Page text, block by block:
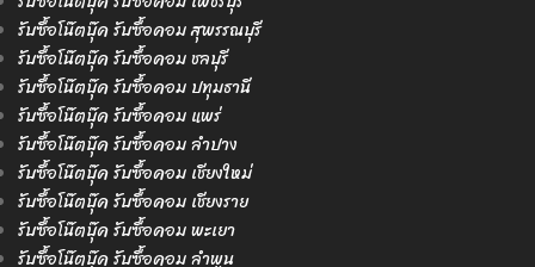
รับซื้อโน๊ตบุ๊ค รับซื้อคอม สุพรรณบุรี
รับซื้อโน๊ตบุ๊ค รับซื้อคอม ชลบุรี
รับซื้อโน๊ตบุ๊ค รับซื้อคอม ปทุมธานี
รับซื้อโน๊ตบุ๊ค รับซื้อคอม แพร่
รับซื้อโน๊ตบุ๊ค รับซื้อคอม ลำปาง
รับซื้อโน๊ตบุ๊ค รับซื้อคอม เชียงใหม่
รับซื้อโน๊ตบุ๊ค รับซื้อคอม เชียงราย
รับซื้อโน๊ตบุ๊ค รับซื้อคอม พะเยา
รับซื้อโน๊ตบุ๊ค รับซื้อคอม ลำพูน